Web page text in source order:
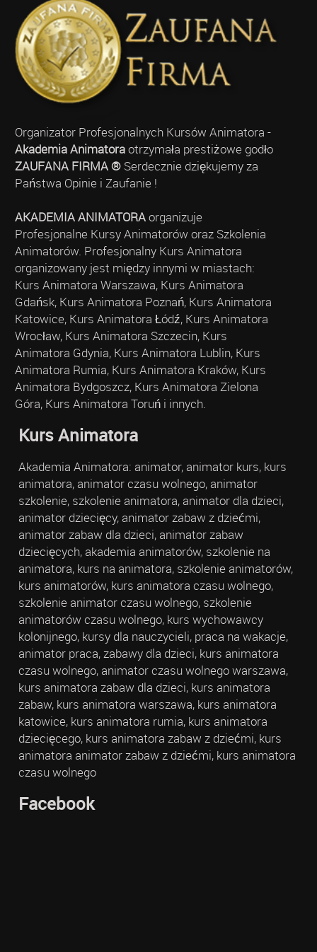
Organizator Profesjonalnych Kursów Animatora -
Akademia Animatoraotrzymała prestiżowe godło
ZAUFANA FIRMA ®Serdecznie dziękujemy za
Państwa Opinie i Zaufanie !
AKADEMIA ANIMATORAorganizuje
Profesjonalne Kursy Animatorów oraz Szkolenia
Animatorów. Profesjonalny Kurs Animatora
organizowany jest między innymi w miastach:
Kurs Animatora Warszawa, Kurs Animatora
Gdańsk, Kurs Animatora Poznań, Kurs Animatora
Katowice, Kurs Animatora Łódź, Kurs Animatora
Wrocław, Kurs Animatora Szczecin, Kurs
Animatora Gdynia, Kurs Animatora Lublin, Kurs
Animatora Rumia, Kurs Animatora Kraków, Kurs
Animatora Bydgoszcz, Kurs Animatora Zielona
Góra, Kurs Animatora Toruń i innych.
Kurs Animatora
Akademia Animatora: animator, animator kurs, kurs
animatora, animator czasu wolnego, animator
szkolenie, szkolenie animatora, animator dla dzieci,
animator dziecięcy, animator zabaw z dziećmi,
animator zabaw dla dzieci, animator zabaw
dziecięcych, akademia animatorów, szkolenie na
animatora, kurs na animatora, szkolenie animatorów,
kurs animatorów, kurs animatora czasu wolnego,
szkolenie animator czasu wolnego, szkolenie
animatorów czasu wolnego, kurs wychowawcy
kolonijnego, kursy dla nauczycieli, praca na wakacje,
animator praca, zabawy dla dzieci, kurs animatora
czasu wolnego, animator czasu wolnego warszawa,
kurs animatora zabaw dla dzieci, kurs animatora
zabaw, kurs animatora warszawa, kurs animatora
katowice, kurs animatora rumia, kurs animatora
dziecięcego, kurs animatora zabaw z dziećmi, kurs
animatora animator zabaw z dziećmi, kurs animatora
czasu wolnego
Facebook